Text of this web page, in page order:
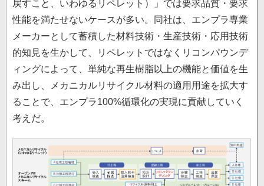
戻すこと、いわゆるリペレット）」では要求品質・要求
性能を満たせないケースが多い。同社は、エンプラ専業
メーカーとして蓄積した材料技術・生産技術・応用技術
的知見を生かして、リペレットではなくリコンパウンデ
ィングによって、単純な再生樹脂以上の機能と価値を生
み出し、メカニカルリサイクル材料の適用用途を拡大す
ることで、エンプラ100%循環化の実現に貢献していく
考えだ。